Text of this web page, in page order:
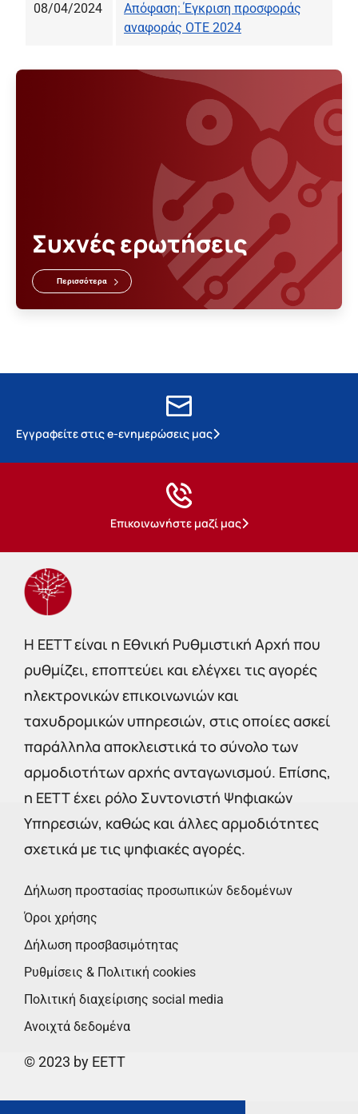
08/04/2024
Απόφαση: Έγκριση προσφοράς
αναφοράς ΟΤΕ 2024
Συχνές ερωτήσεις
Περισσότερα
Εγγραφείτε στις e-ενημερώσεις μας
Επικοινωνήστε μαζί μας
Η EETT είναι η Εθνική Ρυθμιστική Αρχή που
ρυθμίζει, εποπτεύει και ελέγχει τις αγορές
ηλεκτρονικών επικοινωνιών και
ταχυδρομικών υπηρεσιών, στις οποίες ασκεί
παράλληλα αποκλειστικά το σύνολο των
αρμοδιοτήτων αρχής ανταγωνισμού. Επίσης,
η ΕΕΤΤ έχει ρόλο Συντονιστή Ψηφιακών
Υπηρεσιών, καθώς και άλλες αρμοδιότητες
σχετικά με τις ψηφιακές αγορές.
Δήλωση προστασίας προσωπικών δεδομένων
Όροι χρήσης
Δήλωση προσβασιμότητας
Ρυθμίσεις & Πολιτική cookies
Πολιτική διαχείρισης social media
Ανοιχτά δεδομένα
© 2023 by EETT